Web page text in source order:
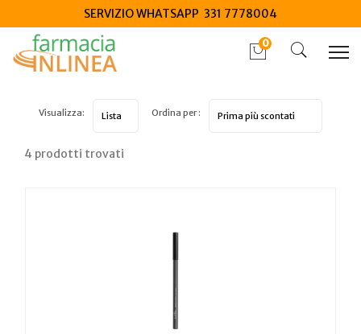
SERVIZIO WHATSAPP 331 7778004
0
4 prodotti trovati
Visualizza: Ordina per :